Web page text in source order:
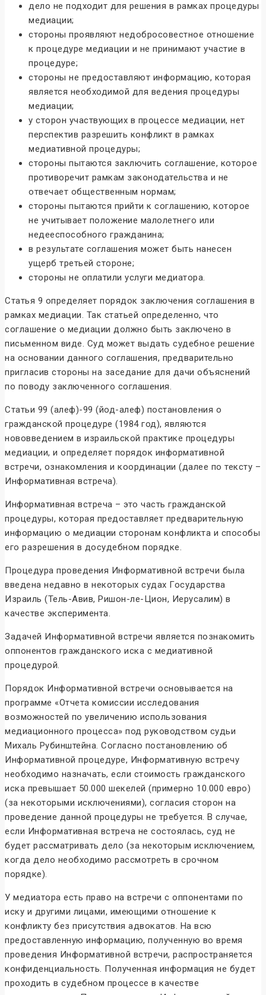
дело не подходит для решения в рамках процедуры
медиации;
стороны проявляют недобросовестное отношение
к процедуре медиации и не принимают участие в
процедуре;
стороны не предоставляют информацию, которая
является необходимой для ведения процедуры
медиации;
у сторон участвующих в процессе медиации, нет
перспектив разрешить конфликт в рамках
медиативной процедуры;
стороны пытаются заключить соглашение, которое
противоречит рамкам законодательства и не
отвечает общественным нормам;
стороны пытаются прийти к соглашению, которое
не учитывает положение малолетнего или
недееспособного гражданина;
в результате соглашения может быть нанесен
ущерб третьей стороне;
стороны не оплатили услуги медиатора.
Статья 9 определяет порядок заключения соглашения в
рамках медиации. Так статьей определенно, что
соглашение о медиации должно быть заключено в
письменном виде. Суд может выдать судебное решение
на основании данного соглашения, предварительно
пригласив стороны на заседание для дачи объяснений
по поводу заключенного соглашения.
Статьи 99 (алеф)-99 (йод-алеф) постановления о
гражданской процедуре (1984 год), являются
нововведением в израильской практике процедуры
медиации, и определяет порядок информативной
встречи, ознакомления и координации (далее по тексту –
Информативная встреча).
Информативная встреча – это часть гражданской
процедуры, которая предоставляет предварительную
информацию о медиации сторонам конфликта и способы
его разрешения в досудебном порядке.
Процедура проведения Информативной встречи была
введена недавно в некоторых судах Государства
Израиль (Тель-Авив, Ришон-ле-Цион, Иерусалим) в
качестве эксперимента.
Задачей Информативной встречи является познакомить
оппонентов гражданского иска с медиативной
процедурой.
Порядок Информативной встречи основывается на
программе «Отчета комиссии исследования
возможностей по увеличению использования
медиационного процесса» под руководством судьи
Михаль Рубинштейна. Согласно постановлению об
Информативной процедуре, Информативную встречу
необходимо назначать, если стоимость гражданского
иска превышает 50.000 шекелей (примерно 10.000 евро)
(за некоторыми исключениями), согласия сторон на
проведение данной процедуры не требуется. В случае,
если Информативная встреча не состоялась, суд не
будет рассматривать дело (за некоторым исключением,
когда дело необходимо рассмотреть в срочном
порядке).
У медиатора есть право на встречи с оппонентами по
иску и другими лицами, имеющими отношение к
конфликту без присутствия адвокатов. На всю
предоставленную информацию, полученную во время
проведения Информативной встречи, распространяется
конфиденциальность. Полученная информация не будет
проходить в судебном процессе в качестве